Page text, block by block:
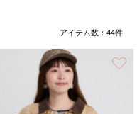
アイテム数： 44件